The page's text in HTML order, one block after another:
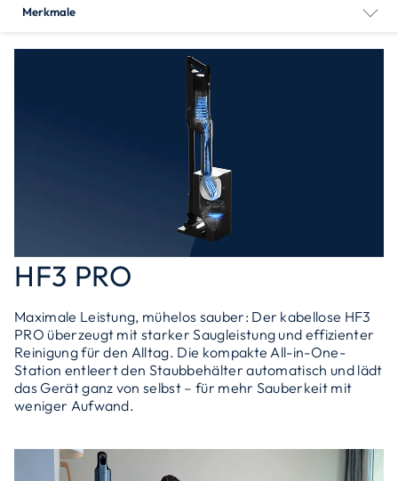
Merkmale
HF3 PRO
Maximale Leistung, mühelos sauber: Der kabellose HF3
PRO überzeugt mit starker Saugleistung und effizienter
Reinigung für den Alltag. Die kompakte All-in-One-
Station entleert den Staubbehälter automatisch und lädt
das Gerät ganz von selbst – für mehr Sauberkeit mit
weniger Aufwand.